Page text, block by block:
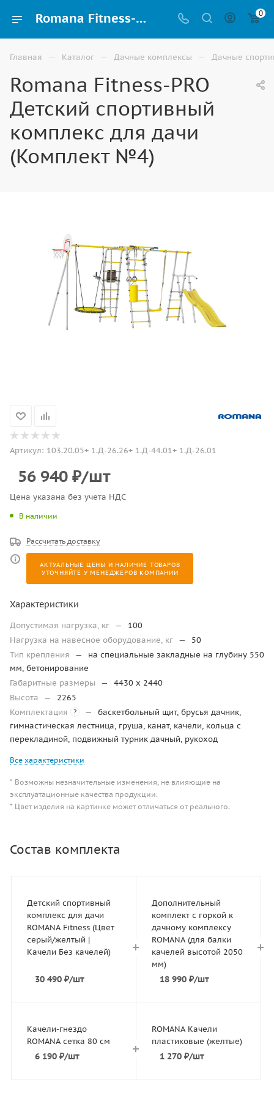
Romana Fitness-PRO Детский спортивный комплекс для дачи (Комплект №4) купить в Ставрополе 0
Главная — Каталог — Дачные комплексы — Дачные
Romana Fitness-PRO
Детский спортивный
комплекс для дачи
(Комплект №4)
Артикул: 103.20.05+ 1.Д-26.26+ 1.Д-44.01+ 1.Д-26.01
56 940 ₽/шт
Цена указана без учета НДС
В наличии
Рассчитать доставку
АКТУАЛЬНЫЕ ЦЕНЫ И НАЛИЧИЕ ТОВАРОВ
УТОЧНЯЙТЕ У МЕНЕДЖЕРОВ КОМПАНИИ
Характеристики
Допустимая нагрузка, кг —
100
Нагрузка на навесное оборудование, кг —
50
Тип крепления
—
на специальные закладные на глубину 550
мм, бетонирование
Габаритные размеры
—
4430 x 2440
Высота
—
2265
Комплектация
? —
баскетбольный щит, брусья дачник,
гимнастическая лестница, груша, канат, качели, кольца с
перекладиной, подвижный турник дачный, рукоход
Все характеристики
* Возможны незначительные изменения, не влияющие на
эксплуатационные качества продукции.
* Цвет изделия на картинке может отличаться от реального.
Состав комплекта
Детский спортивный
комплекс для дачи
ROMANA Fitness (Цвет
серый/желтый |
Качели Без качелей)
30 490₽/шт
Дополнительный
комплект с горкой к
дачному комплексу
ROMANA (для балки
качелей высотой 2050
мм)
18 990 ₽/шт
Качели-гнездо
ROMANA сетка 80 см
6 190₽/шт
ROMANA Качели
пластиковые (желтые)
1 270 ₽/шт